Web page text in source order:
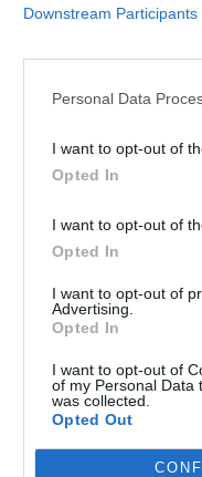
Downstream Participants
Personal Data
I want to opt-out of
Opted In
I want to opt-out of
Opted In
I want to opt-out of
Advertising.
Opted In
I want to opt-out of
of my Personal Data
was collected.
Opted Out
Άρης:
Ρεκόρ EBITDA στο α'
ευρώ
ξεκίνησε
IAB